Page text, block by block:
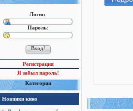
Логин:
Пароль:
Регистрация
Я забыл пароль!
Категории
Новинки кино